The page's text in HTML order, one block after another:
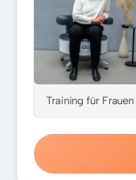
Training für Frauen